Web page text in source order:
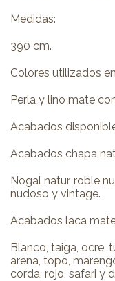
Medidas:
390 cm.
Colores utilizados
Perla y lino mate
Acabados
Acabados chapa
Nogal natur, roble
nudoso y vintage.
Acabados laca
Blanco, taiga, ocre,
arena, topo,
corda, rojo, safari y